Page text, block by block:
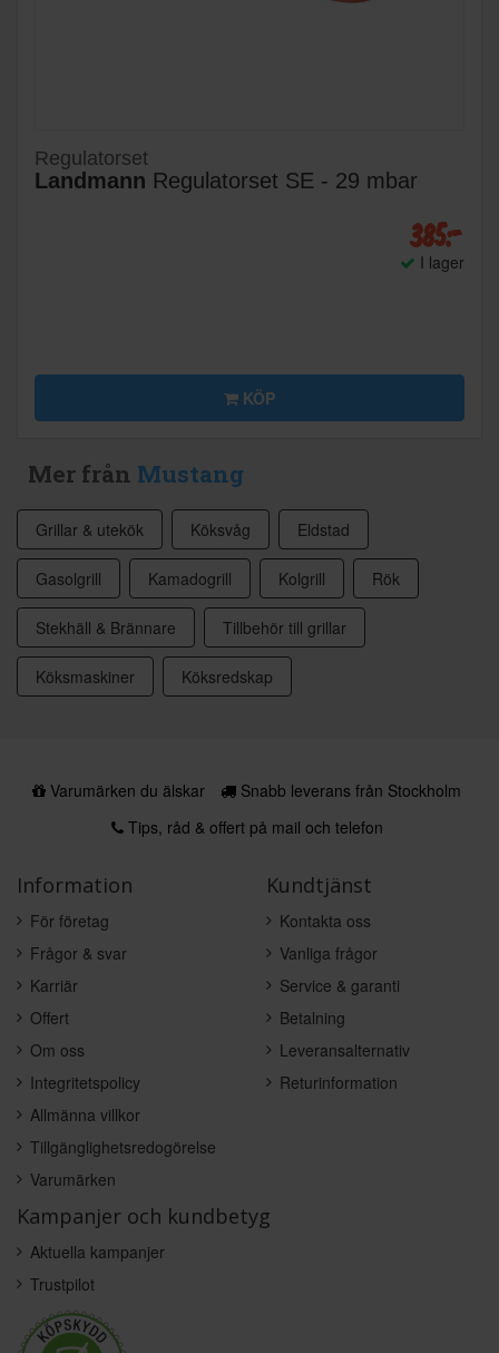
Regulatorset
Landmann Regulatorset SE - 29 mbar
385:-
I lager
KÖP
Mer från Mustang
Grillar & utekök Köksvåg Eldstad
Gasolgrill Kamadogrill Kolgrill Rök
Stekhäll & Brännare Tillbehör till grillar
Köksmaskiner Köksredskap
Varumärken du älskar
Snabb leverans från Stockholm
Tips, råd & offert på mail och telefon
Information
För företag
Frågor & svar
Karriär
Offert
Om oss
Integritetspolicy
Allmänna villkor
Tillgänglighetsredogörelse
Varumärken
Kundtjänst
Kontakta oss
Vanliga frågor
Service & garanti
Betalning
Leveransalternativ
Returinformation
Kampanjer och kundbetyg
Aktuella kampanjer
Trustpilot